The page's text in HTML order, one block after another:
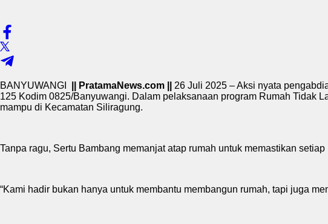
BANYUWANGI || PratamaNews.com || 26 Juli 2025 – Aksi nyata
125 Kodim 0825/Banyuwangi. Dalam pelaksanaan program Rumah Tidak
mampu di Kecamatan Siliragung.
Tanpa ragu, Sertu Bambang memanjat atap rumah untuk memastikan
“Kami hadir bukan hanya untuk membantu membangun rumah, tapi juga